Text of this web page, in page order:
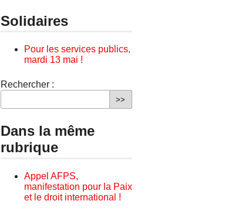
Solidaires
Pour les services publics,
mardi 13 mai !
Rechercher :
Dans la même
rubrique
Appel AFPS,
manifestation pour la Paix
et le droit international !